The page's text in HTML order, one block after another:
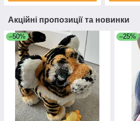
Акційні пропозиції та новинки
–50% –25%